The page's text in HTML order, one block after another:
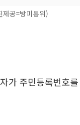
공=방미통위)
가 주민등록번호를